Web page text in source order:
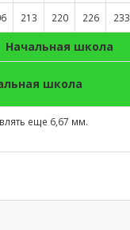
213 220 226 233
Начальная школа
школа
еще 6,67 мм.